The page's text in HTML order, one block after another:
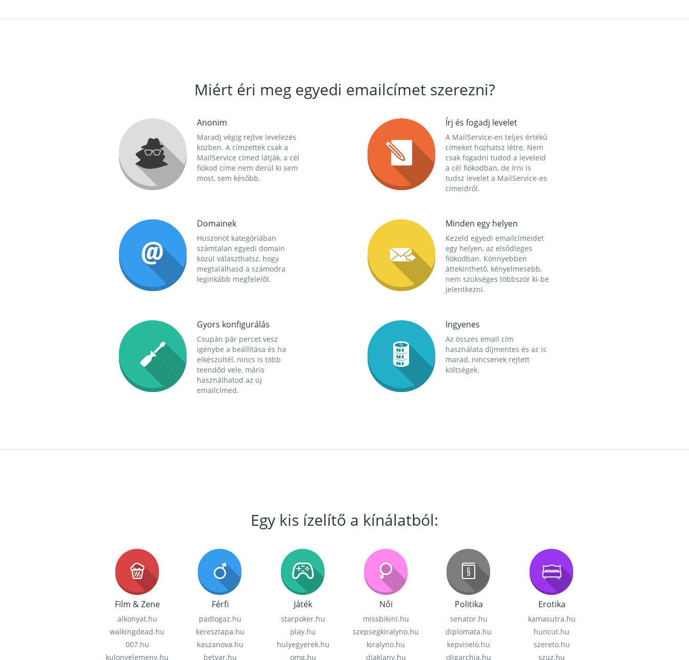
Miért éri meg egyedi emailcímet szerezni?
Anonim
Maradj végig rejtve levelezés
közben. A címzettek csak a
MailService címed látják, a cél
fiókod címe nem derül ki sem
most, sem később.
Írj és fogadj levelet
A MailService-en teljes értékű
címeket hozhatsz létre. Nem
csak fogadni tudod a leveleid
a cél fiókodban, de írni is
tudsz levelet a MailService-es
címeidről.
Domainek
Huszonöt kategóriában
számtalan egyedi domain
közül választhatsz, hogy
megtalálhasd a számodra
leginkább megfelelőt.
Minden egy helyen
Kezeld egyedi emailcímeidet
egy helyen, az elsődleges
fiókodban. Könnyebben
áttekinthető, kényelmesebb,
nem szükséges többször ki-be
jelentkezni.
Gyors konfigurálás
Csupán pár percet vesz
igénybe a beállítása és ha
elkészültél, nincs is több
teendőd vele, máris
használhatod az új
emailcímed.
Ingyenes
Az összes email cím
használata díjmentes és az is
marad, nincsenek rejtett
költségek.
Egy kis ízelítő a kínálatból:
Film & Zene
alkonyat.hu
walkingdead.hu
007.hu
kulonvelemeny.hu
Férfi
padlogaz.hu
keresztapa.hu
kaszanova.hu
betyar.hu
Játék
starpoker.hu
play.hu
hulyegyerek.hu
omg.hu
Női
missbikini.hu
szepsegkiralyno.hu
kiralyno.hu
diaklany.hu
Politika
senator.hu
diplomata.hu
kepviselo.hu
oligarchia.hu
Erotika
kamasutra.hu
huncut.hu
szereto.hu
szuz.hu